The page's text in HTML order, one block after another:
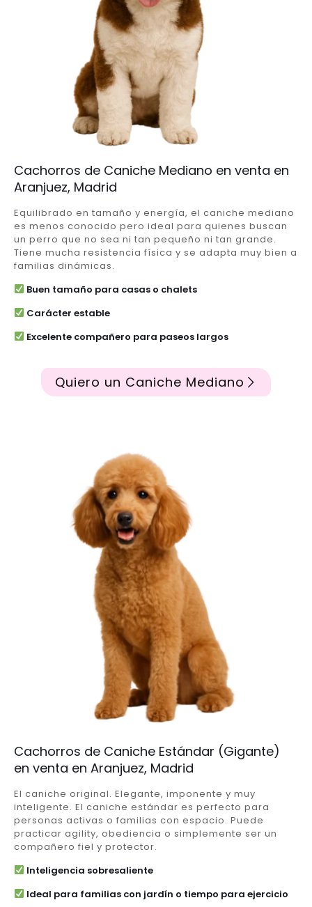
Cachorros de Caniche Mediano en venta en
Aranjuez, Madrid
Equilibrado en tamaño y energía, el caniche mediano
es menos conocido pero ideal para quienes buscan
un perro que no sea ni tan pequeño ni tan grande.
Tiene mucha resistencia física y se adapta muy bien a
familias dinámicas.
Buen tamaño para casas o chalets
Carácter estable
Excelente compañero para paseos largos
Quiero un Caniche Mediano
Cachorros de Caniche Estándar (Gigante)
en venta en Aranjuez, Madrid
El caniche original. Elegante, imponente y muy
inteligente. El caniche estándar es perfecto para
personas activas o familias con espacio. Puede
practicar agility, obediencia o simplemente ser un
compañero fiel y protector.
Inteligencia sobresaliente
Ideal para familias con jardín o tiempo para ejercicio